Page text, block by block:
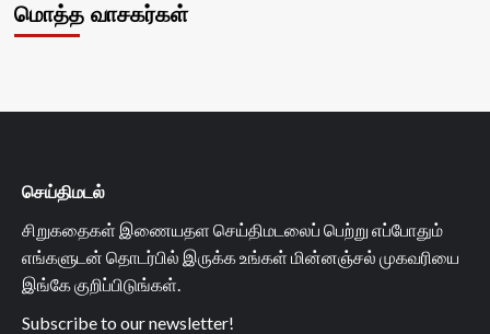
மொத்த வாசகர்கள்
செய்திமடல்
சிறுகதைகள் இணையதள செய்திமடலைப் பெற்று எப்போதும்
எங்களுடன் தொடர்பில் இருக்க உங்கள் மின்னஞ்சல் முகவரியை
இங்கே குறிப்பிடுங்கள்.
Subscribe to our newsletter!